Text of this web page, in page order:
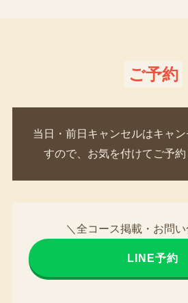
ご予約
当日・前日キャンセルはキャ
すので、お気を付けてご予約
＼全コース掲載・お問
LINE予約